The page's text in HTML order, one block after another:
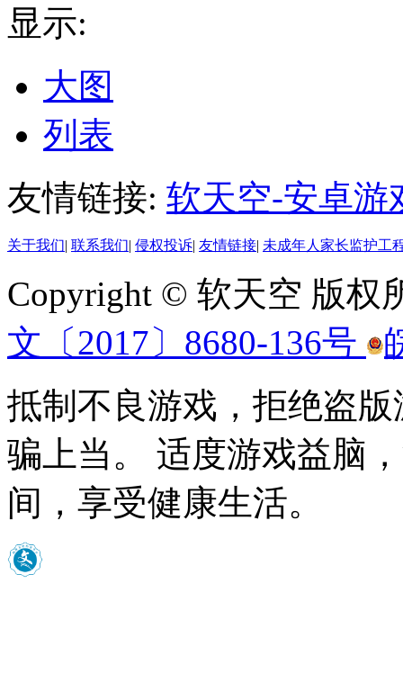
显示:
大图
列表
友情链接: 软天空-安卓游
关于我们| 联系我们| 侵权投诉| 友情链接| 未成年人家长监护工
Copyright © 软天空 版权
文〔2017〕8680-136号
抵制不良游戏，拒绝盗
骗上当。 适度游戏益脑
间，享受健康生活。